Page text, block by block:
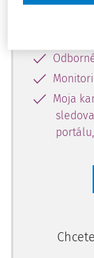
Moja